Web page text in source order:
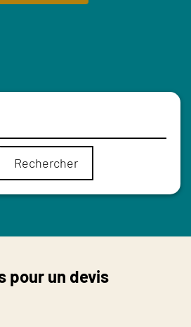
Rechercher
pour un devis